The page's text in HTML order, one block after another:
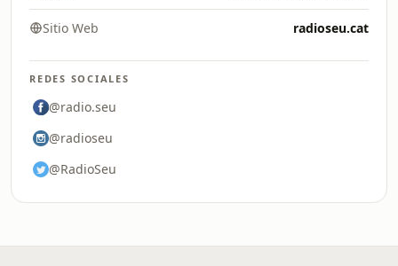
Sitio Web radioseu.cat
REDES SOCIALES
@radio.seu
@radioseu
@RadioSeu